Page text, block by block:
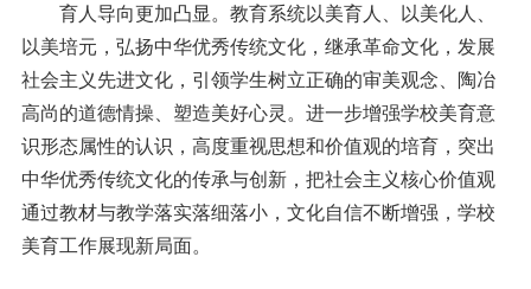
育人导向更加凸显。教育系统以美育人、以美化人、
以美培元，弘扬中华优秀传统文化，继承革命文化，发展
社会主义先进文化，引领学生树立正确的审美观念、陶冶
高尚的道德情操、塑造美好心灵。进一步增强学校美育意
识形态属性的认识，高度重视思想和价值观的培育，突出
中华优秀传统文化的传承与创新，把社会主义核心价值观
通过教材与教学落实落细落小，文化自信不断增强，学校
美育工作展现新局面。